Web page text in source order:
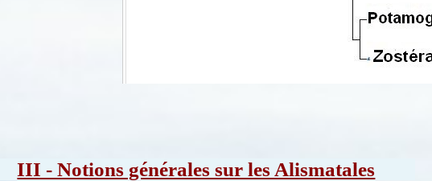
III - Notions générales sur les Alismatales